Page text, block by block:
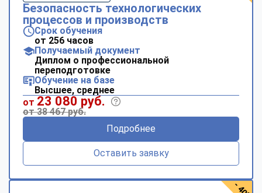
Безопасность технологических
процессов и производств
Срок обучения
от 256 часов
Получаемый документ
Диплом о профессиональной
переподготовке
Обучение на базе
Высшее, среднее
от 23 080 руб.
от 38 467 руб.
Подробнее
Оставить заявку